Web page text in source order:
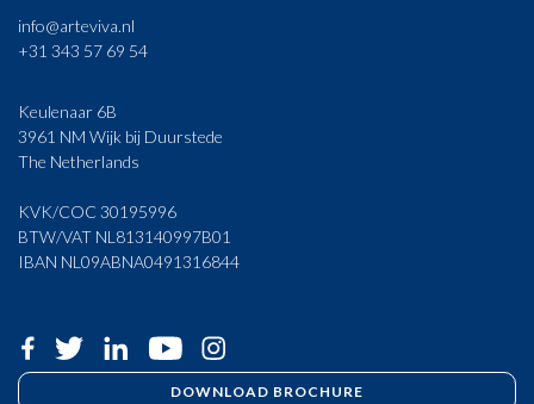
info@arteviva.nl
+31 343 57 69 54
Keulenaar 6B
3961 NM Wijk bij Duurstede
The Netherlands
KVK/COC 30195996
BTW/VAT NL813140997B01
IBAN NL09ABNA0491316844
DOWNLOAD BROCHURE